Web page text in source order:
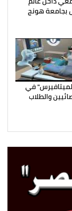
بجامعة هونج
في
والطلاب